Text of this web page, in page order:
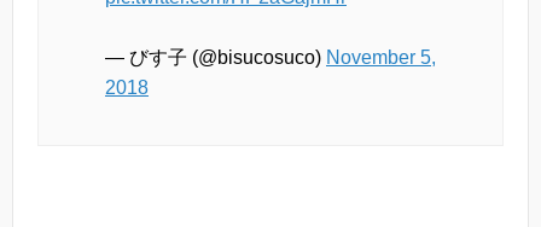
— びす子 (@bisucosuco) November 5,
2018